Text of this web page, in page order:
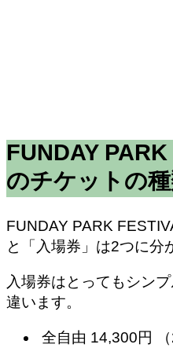
FUNDAY
のチケットの種
FUNDAY PARK
と「入場券」は2つに分
入場券はとってもシン
違います。
全自由 14,300円 （